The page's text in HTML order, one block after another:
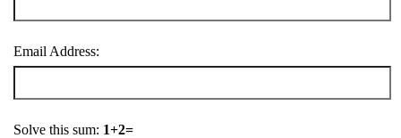
Email Address:
Solve this sum: 1+2=